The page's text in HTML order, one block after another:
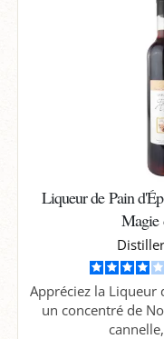
Liqueur de Pain
Magie
Appréciez la Liqueur
un concentré de